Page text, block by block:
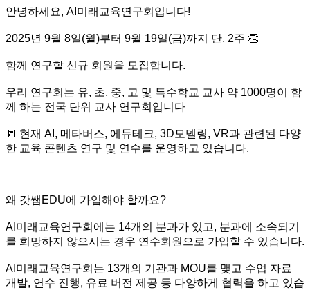
안녕하세요, AI미래교육연구회입니다!
2025년 9월 8일(월)부터 9월 19일(금)까지 단, 2주 👏
함께 연구할 신규 회원을 모집합니다.
우리 연구회는 유, 초, 중, 고 및 특수학교 교사 약 1000명이 함
께 하는 전국 단위 교사 연구회입니다
📒 현재 AI, 메타버스, 에듀테크, 3D모델링, VR과 관련된 다양
한 교육 콘텐츠 연구 및 연수를 운영하고 있습니다.
왜 갓쌤EDU에 가입해야 할까요?
AI미래교육연구회에는 14개의 분과가 있고, 분과에 소속되기
를 희망하지 않으시는 경우 연수회원으로 가입할 수 있습니다.
AI미래교육연구회는 13개의 기관과 MOU를 맺고 수업 자료
개발, 연수 진행, 유료 버전 제공 등 다양하게 협력을 하고 있습